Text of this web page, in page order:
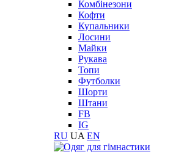
Комбінезони
Кофти
Купальники
Лосини
Майки
Рукава
Топи
Футболки
Шорти
Штани
FB
IG
RU UA EN